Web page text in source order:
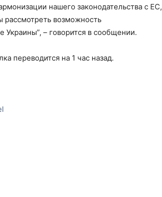
нашего законодательства с ЕС,
рассмотреть возможность
Украины”, – говорится в сообщении.
переводится на 1 час назад.